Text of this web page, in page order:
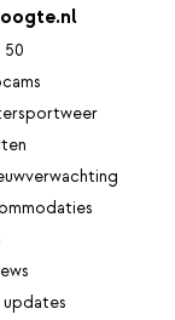
updates